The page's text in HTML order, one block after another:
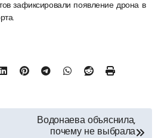
зафиксировали появление дрона в
Водонаева объяснила,
почему не выбрала